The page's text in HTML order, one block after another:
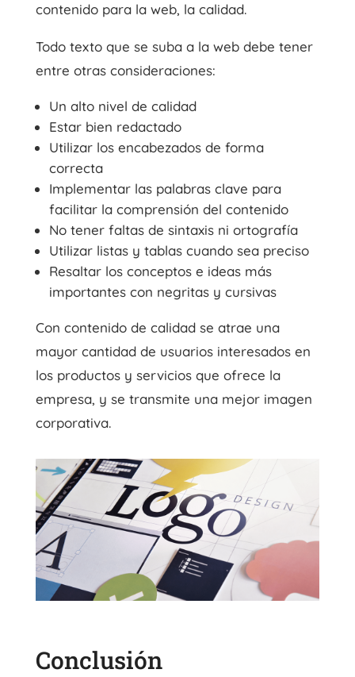
contenido para la web, la calidad.
Todo texto que se suba a la web debe tener
entre otras consideraciones:
Un alto nivel de calidad
Estar bien redactado
Utilizar los encabezados de forma
correcta
Implementar las palabras clave para
facilitar la comprensión del contenido
No tener faltas de sintaxis ni ortografía
Utilizar listas y tablas cuando sea preciso
Resaltar los conceptos e ideas más
importantes con negritas y cursivas
Con contenido de calidad se atrae una
mayor cantidad de usuarios interesados en
los productos y servicios que ofrece la
empresa, y se transmite una mejor imagen
corporativa.
Conclusión